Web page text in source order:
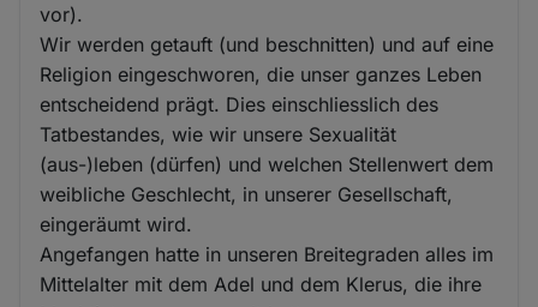
vor).
Wir werden getauft (und beschnitten) und auf eine
Religion eingeschworen, die unser ganzes Leben
entscheidend prägt. Dies einschliesslich des
Tatbestandes, wie wir unsere Sexualität
(aus-)leben (dürfen) und welchen Stellenwert dem
weibliche Geschlecht, in unserer Gesellschaft,
eingeräumt wird.
Angefangen hatte in unseren Breitegraden alles im
Mittelalter mit dem Adel und dem Klerus, die ihre